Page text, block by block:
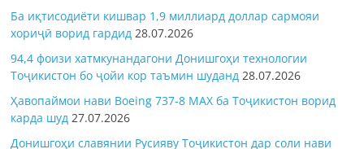
Ба иқтисодиёти кишвар 1,9 миллиард доллар сармояи
хориҷӣ ворид гардид 28.07.2026
94,4 фоизи хатмкунандагони Донишгоҳи технологии
Тоҷикистон бо ҷойи кор таъмин шуданд 28.07.2026
Ҳавопаймои нави Boeing 737-8 MAX ба Тоҷикистон ворид
карда шуд 27.07.2026
Донишгоҳи славянии Русияву Тоҷикистон дар соли нави